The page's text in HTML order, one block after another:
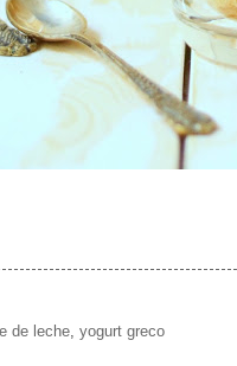
de leche, yogurt greco